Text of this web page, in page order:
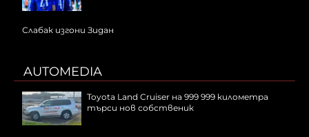
Слабак изгони Зидан
AUTOMEDIA
Toyota Land Cruiser на 999 999 километра
търси нов собственик